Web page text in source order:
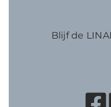
Blijf de